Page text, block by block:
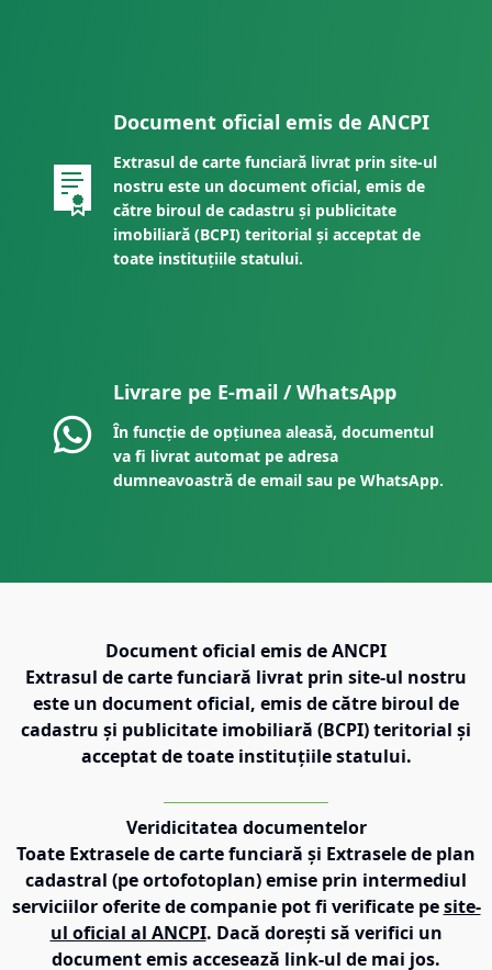
Document oficial emis de ANCPI
Extrasul de carte funciară livrat prin site-ul
nostru este un document oficial, emis de
către biroul de cadastru și publicitate
imobiliară (BCPI) teritorial și acceptat de
toate instituțiile statului.
Livrare pe E-mail / WhatsApp
În funcție de opțiunea aleasă, documentul
va fi livrat automat pe adresa
dumneavoastră de email sau pe WhatsApp.
Document oficial emis de ANCPI
Extrasul de carte funciară livrat prin site-ul nostru
este un document oficial, emis de către biroul de
cadastru și publicitate imobiliară (BCPI) teritorial și
acceptat de toate instituțiile statului.
Veridicitatea documentelor
Toate Extrasele de carte funciară și Extrasele de plan
cadastral (pe ortofotoplan) emise prin intermediul
serviciilor oferite de companie pot fi verificate pe site-
ul oficial al ANCPI. Dacă dorești să verifici un
document emis accesează link-ul de mai jos.